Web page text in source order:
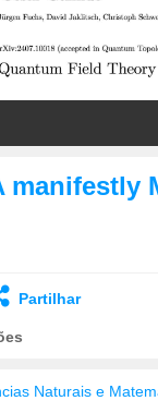
Partilhar
Naturais e